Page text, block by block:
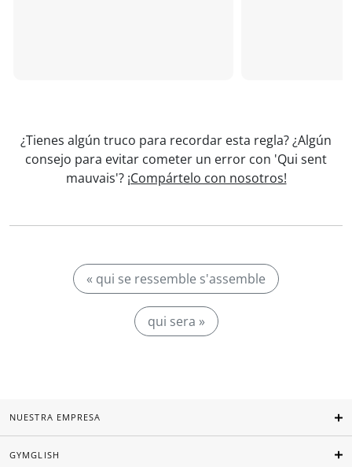
¿Tienes algún truco para recordar esta regla? ¿Algún
consejo para evitar cometer un error con 'Qui sent
mauvais'? ¡Compártelo con nosotros!
« qui se ressemble s'assemble
qui sera »
NUESTRA EMPRESA
GYMGLISH